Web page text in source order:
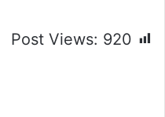
Post Views: 920